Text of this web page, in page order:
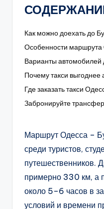
Как можно доехать до
Особенности маршрута
Варианты автомобилей
Почему такси выгоднее
Где заказать такси
Забронируйте
Маршрут Одесса –
среди туристов,
путешественников.
примерно 330 км, а
около 5–6 часов в
условий и времени